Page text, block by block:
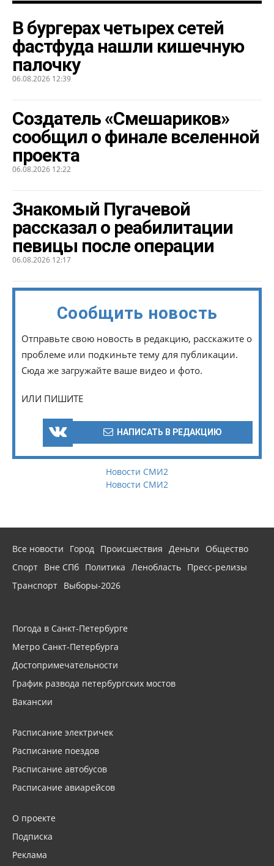
В бургерах четырех сетей
фастфуда нашли кишечную
палочку
06.08.2026 12:39
Создатель «Смешариков»
сообщил о финале вселенной
проекта
06.08.2026 12:22
Знакомый Пугачевой
рассказал о реабилитации
певицы после операции
06.08.2026 12:17
Сообщить новость
Отправьте свою новость в редакцию, расскажите о
проблеме или подкиньте тему для публикации.
Сюда же загружайте ваше видео и фото.
ИЛИ ПИШИТЕ
НАПИСАТЬ В РЕДАКЦИЮ
Новости СМИ2
Новости СМИ2
Все новости Город Происшествия Деньги
Общество
Спорт Вне СПб Политика Ленобласть Пресс-релизы
Транспорт Выборы-2026
Погода в Санкт-Петербурге
Метро Санкт-Петербурга
Достопримечательности
График развода петербургских мостов
Вакансии
Расписание электричек
Расписание поездов
Расписание автобусов
Расписание авиарейсов
О проекте
Подписка
Реклама